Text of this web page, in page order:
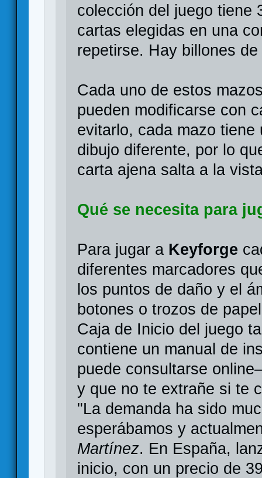
colección del juego tiene
cartas elegidas en una
repetirse. Hay billones
Cada uno de estos
pueden modificarse con
evitarlo, cada mazo
dibujo diferente, por lo
carta ajena salta a la
Qué se necesita para
Para jugar a Keyforge
diferentes marcadores
los puntos de daño y el
botones o trozos de
Caja de Inicio del juego
contiene un manual de
puede consultarse
y que no te extrañe si te
"La demanda ha sido
esperábamos y
Martínez. En España,
inicio, con un precio de